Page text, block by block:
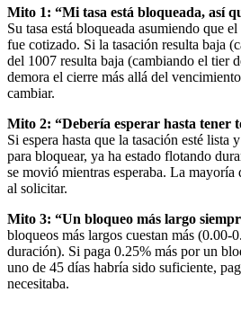
Mito 1: “Mi tasa está bloqueada, así
Su tasa está bloqueada asumiendo que
fue cotizado. Si la tasación resulta baja
del 1007 resulta baja (cambiando el tier
demora el cierre más allá del
cambiar.
Mito 2: “Debería esperar hasta tener
Si espera hasta que la tasación esté lista
para bloquear, ya ha estado flotando
se movió mientras esperaba. La mayoría
al solicitar.
Mito 3: “Un bloqueo más largo
bloqueos más largos cuestan más (0.00-
duración). Si paga 0.25% más por un
uno de 45 días habría sido suficiente,
necesitaba.